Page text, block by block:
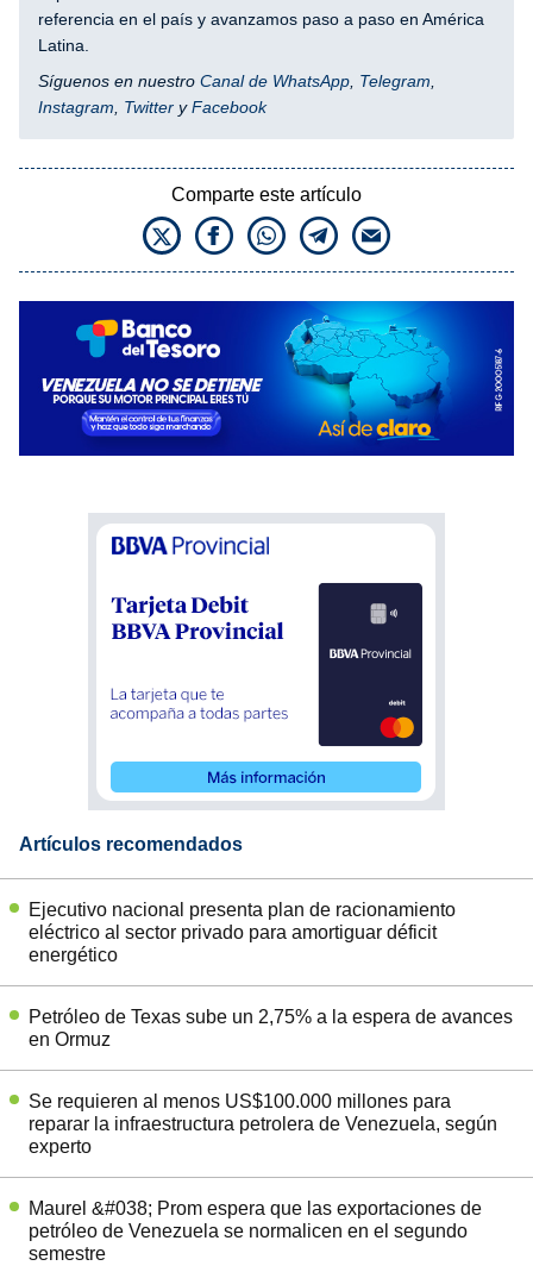
referencia en el país y avanzamos paso a paso en América
Latina.
Síguenos en nuestro Canal de WhatsApp Telegram
Instagram
Twitter yFacebook
Comparte este artículo
Artículos recomendados
Ejecutivo nacional presenta plan de racionamiento
eléctrico al sector privado para amortiguar déficit
energético
Petróleo de Texas sube un 2,75% a la espera de avances
en Ormuz
Se requieren al menos US$100.000 millones para
reparar la infraestructura petrolera de Venezuela, según
experto
Maurel &#038; Prom espera que las exportaciones de
petróleo de Venezuela se normalicen en el segundo
semestre